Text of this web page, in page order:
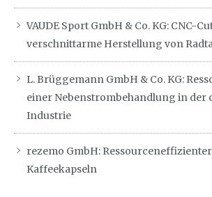
VAUDE Sport GmbH & Co. KG: CNC-
verschnittarme Herstellung von
L. Brüggemann GmbH & Co. KG:
einer Nebenstrombehandlung in der
Industrie
rezemo GmbH:
Kaffeekapseln